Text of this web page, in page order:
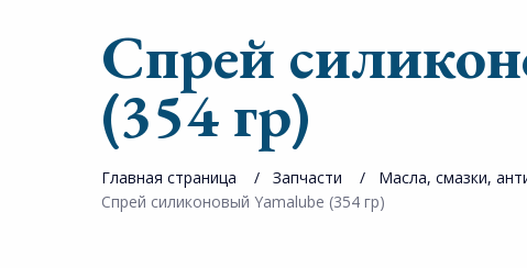
Спрей
(354 гр)
Главная страница Запчасти Масла, смазки,
Спрей силиконовый Yamalube (354 гр)